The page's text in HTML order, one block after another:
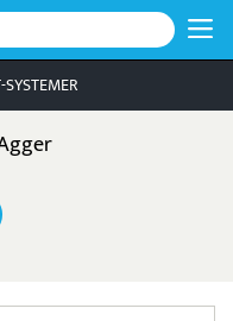
SYSTEMER